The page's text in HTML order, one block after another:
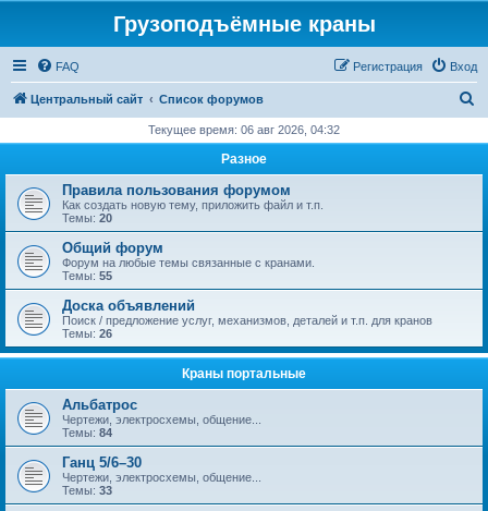
Грузоподъёмные краны
FAQ Вход
Регистрация
Центральный сайт Список форумов
с
Текущее время: 06 авг 2026, 04:32
Разное
Правила пользования форумом
Как создать новую тему, приложить файл и т.п.
Темы: 20
Общий форум
Форум на любые темы связанные с кранами.
Темы: 55
Доска объявлений
Поиск / предложение услуг, механизмов, деталей и т.п. для кранов
Темы: 26
Краны портальные
Альбатрос
Чертежи, электросхемы, общение...
Темы: 84
Ганц 5/6–30
Чертежи, электросхемы, общение...
Темы: 33